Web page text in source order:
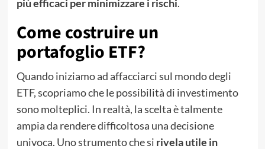
più efficaci per minimizzare i rischi.
Come costruire un
portafoglio ETF?
Quando iniziamo ad affacciarci sul mondo degli
ETF, scopriamo che le possibilità di investimento
sono molteplici. In realtà, la scelta è talmente
ampia da rendere difficoltosa una decisione
univoca. Uno strumento che si rivela utile in